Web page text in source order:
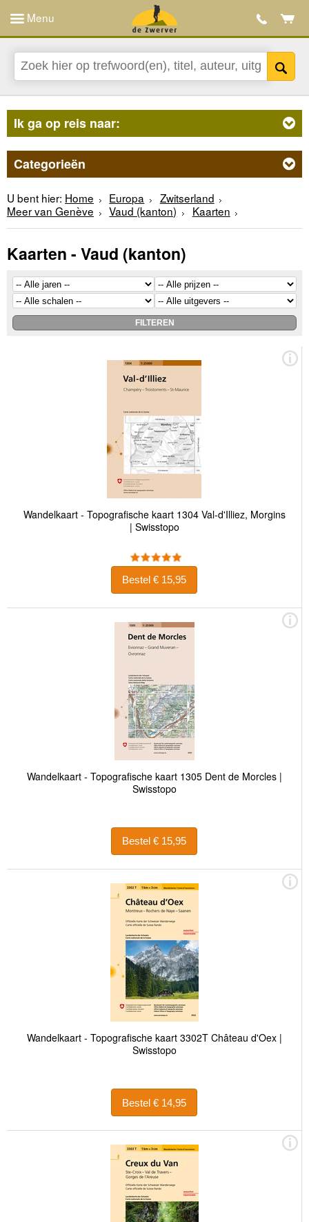
Menu
Ik ga op reis naar:
Categorieën
U bent hier: Home Europa
Zwitserland
Meer van Genève
Vaud (kanton) Kaarten
Kaarten - Vaud (kanton)
Wandelkaart - Topografische kaart 1304 Val-d'Illiez, Morgins
| Swisstopo
Bestel € 15,95
Wandelkaart - Topografische kaart 1305 Dent de Morcles |
Swisstopo
Bestel € 15,95
Wandelkaart - Topografische kaart 3302T Château d'Oex |
Swisstopo
Bestel € 14,95